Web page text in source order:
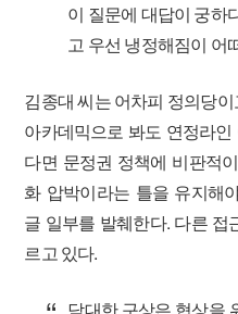
이 질문에 대답이 궁하
고 우선 냉정해짐이 어
김종대 씨는 어차피 정의당
아카데믹으로 봐도 연정라
다면 문정권 정책에 비판적
화 압박이라는 틀을 유지해
글 일부를 발췌한다. 다른
르고 있다.